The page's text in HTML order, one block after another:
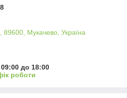
89600, Мукачево, Україна
до 18:00
роботи